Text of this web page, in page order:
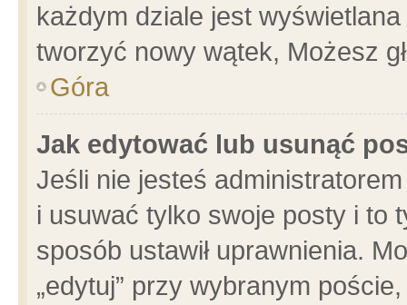
każdym dziale jest
tworzyć nowy wątek, Możesz
Góra
Jak edytować lub usunąć
Jeśli nie jesteś
i usuwać tylko swoje posty i to
sposób ustawił uprawnienia.
„edytuj” przy wybranym